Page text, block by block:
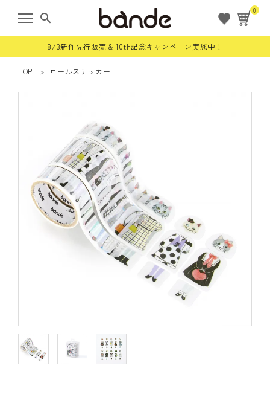
search
0
8/3新作先行販売 & 10th記念キャンペーン実施中！
person
すべての商品
限定商品
ロールステッカー
ご利用ガイド／よくあるご質問
TOP ロールステッカー